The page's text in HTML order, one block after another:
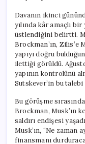
Davanın ikinci
yılında kâr amaçlı
üstlendiğini belirtti.
Brockman’ın, Zilis’e
yapıyı doğru
ilettiği görüldü.
yapının kontrolünü
Sutskever’in bu
Bu görüşme
Brockman, Musk’ın
saldırı endişesi
Musk’ın, “Ne zaman
finansmanı